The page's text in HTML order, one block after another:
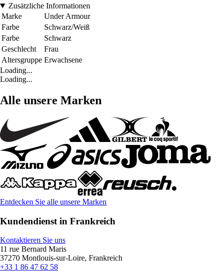
Zusätzliche Informationen
Marke
Under Armour
Farbe
Schwarz/Weiß
Farbe
Schwarz
Geschlecht
Frau
Altersgruppe Erwachsene
Loading...
Loading...
Alle unsere Marken
Entdecken Sie alle unsere Marken
Kundendienst in Frankreich
Kontaktieren Sie uns
11 rue Bernard Maris
37270 Montlouis-sur-Loire, Frankreich
+33 1 86 47 62 58